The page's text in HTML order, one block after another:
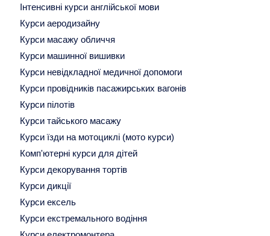
Інтенсивні курси англійської мови
Курси аеродизайну
Курси масажу обличчя
Курси машинної вишивки
Курси невідкладної медичної допомоги
Курси провідників пасажирських вагонів
Курси пілотів
Курси тайського масажу
Курси їзди на мотоциклі (мото курси)
Комп'ютерні курси для дітей
Курси декорування тортів
Курси дикції
Курси ексель
Курси екстремального водіння